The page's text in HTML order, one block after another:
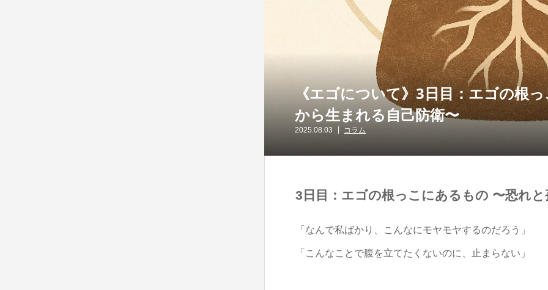
《エゴについて》3日目：エゴの根
から生まれる自己防衛〜
2025.08.03 コラム
3日目：エゴの根っこにあるもの 〜恐れ
「なんで私ばかり、こんなにモヤモヤするのだろう」
「こんなことで腹を立てたくないのに、止まらない」